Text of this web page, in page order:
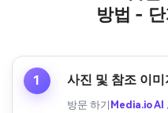
방법 -
1 사진 및 참조 이
방문 하기 Media.io AI